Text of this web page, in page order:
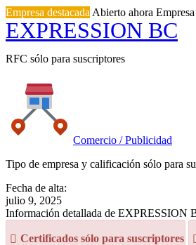
Empresa destacada Abierto ahora
EXPRESSION BC
RFC sólo para suscriptores
Comercio / Publicidad
Tipo de empresa y calificación sólo para
Fecha de alta:
julio 9, 2025
Información detallada de EXPRESSION
Certificados sólo para suscriptores